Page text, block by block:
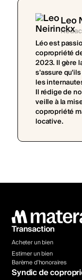
Leo
Léo est
copropriété
2023. Il gère
s'assure
les
Il rédige de
veille à la
copropriété
locative.
Transaction
Acheter un bien
Estimer un bien
Barème d’honoraires
Syndic de